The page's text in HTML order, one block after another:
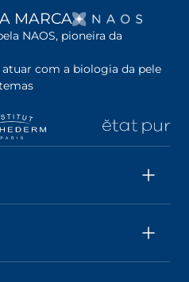
MARCA
NAOS, pioneira da
com a biologia da pele
tab opens in a new tab